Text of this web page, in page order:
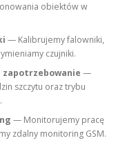
obiektów w
— Kalibrujemy falowniki,
czujniki.
—
szczytu oraz trybu
— Monitorujemy pracę
zdalny monitoring GSM.